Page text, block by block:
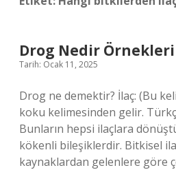
Drog Nedir Örnekleri
Tarih: Ocak 11, 2025
Drog ne demektir? İlaç: (Bu
koku kelimesinden gelir. Türkçe
Bunların hepsi ilaçlara
kökenli bileşiklerdir. Bitkisel
kaynaklardan gelenlere göre